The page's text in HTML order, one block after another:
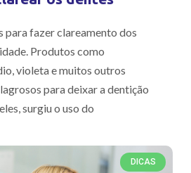
para fazer clareamento dos
Produtos como
violeta e muitos outros
para deixar a dentição
surgiu o uso do
DICAS